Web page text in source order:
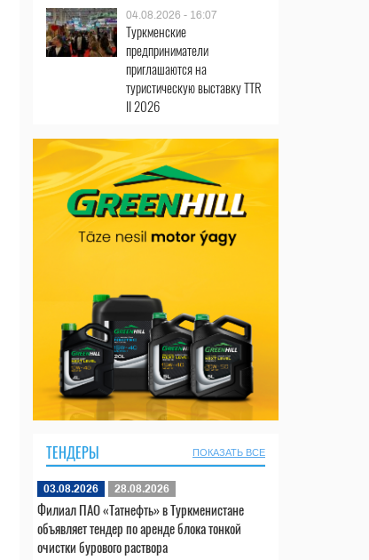
04.08.2026 - 16:07
Туркменские
предприниматели
приглашаются на
туристическую выставку TTR
II 2026
ТЕНДЕРЫ ПОКАЗАТЬ ВСЕ
03.08.2026 28.08.2026
Филиал ПАО «Татнефть» в Туркменистане
объявляет тендер по аренде блока тонкой
очистки бурового раствора